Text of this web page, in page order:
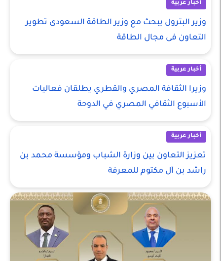
أخبار عربية
وزير البترول يبحث مع وزير الطاقة السعودى تطوير
التعاون فى مجال الطاقة
أخبار عربية
وزيرا الثقافة المصري والقطري يطلقان فعاليات
الأسبوع الثقافي المصري في الدوحة
أخبار عربية
تعزيز التعاون بين وزارة الشباب ومؤسسة محمد بن
راشد بن آل مكتوم للمعرفة